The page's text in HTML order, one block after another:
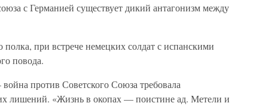
с Германией существует дикий антагонизм между
при встрече немецких солдат с испанскими
повода.
против Советского Союза требовала
лишений. «Жизнь в окопах — поистине ад. Метели и